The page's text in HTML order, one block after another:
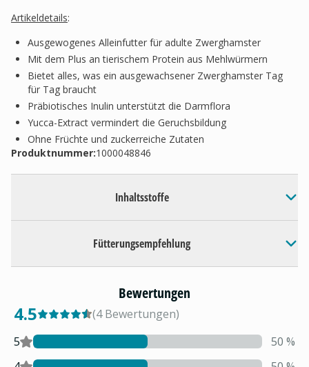
Artikeldetails:
Ausgewogenes Alleinfutter für adulte Zwerghamster
Mit dem Plus an tierischem Protein aus Mehlwürmern
Bietet alles, was ein ausgewachsener Zwerghamster Tag
für Tag braucht
Präbiotisches Inulin unterstützt die Darmflora
Yucca-Extract vermindert die Geruchsbildung
Ohne Früchte und zuckerreiche Zutaten
Produktnummer:1000048846
Inhaltsstoffe
Fütterungsempfehlung
Bewertungen
4.5 (4 Bewertungen)
5
50 %